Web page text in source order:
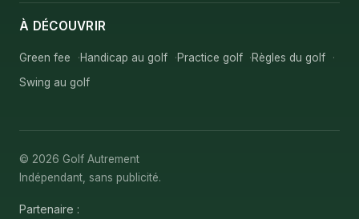
À DÉCOUVRIR
Green fee Handicap au golf Practice golf
Règles du golf
Swing au golf
© 2026 Golf Autrement
Indépendant, sans publicité.
Partenaire :